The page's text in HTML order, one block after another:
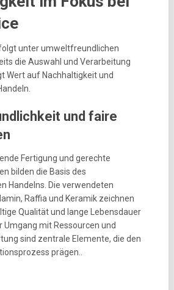
unter umweltfreundlichen
die Auswahl und Verarbeitung
Wert auf Nachhaltigkeit und
und faire
Fertigung und gerechte
bilden die Basis des
Handelns. Die verwendeten
Raffia und Keramik zeichnen
Qualität und lange Lebensdauer
Umgang mit Ressourcen und
sind zentrale Elemente, die den
prägen..